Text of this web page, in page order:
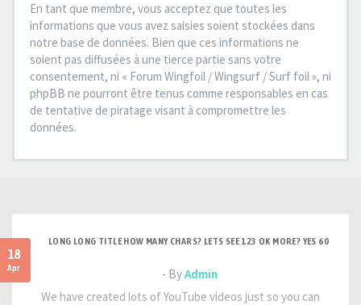
En tant que membre, vous acceptez que toutes les
informations que vous avez saisies soient stockées dans
notre base de données. Bien que ces informations ne
soient pas diffusées à une tierce partie sans votre
consentement, ni « Forum Wingfoil / Wingsurf / Surf foil », ni
phpBB ne pourront être tenus comme responsables en cas
de tentative de piratage visant à compromettre les
données.
18
Apr
LONG LONG TITLE HOW MANY CHARS? LETS SEE 123 OK MORE? YES 60
- ByAdmin
We have created lots of YouTube videos just so you can